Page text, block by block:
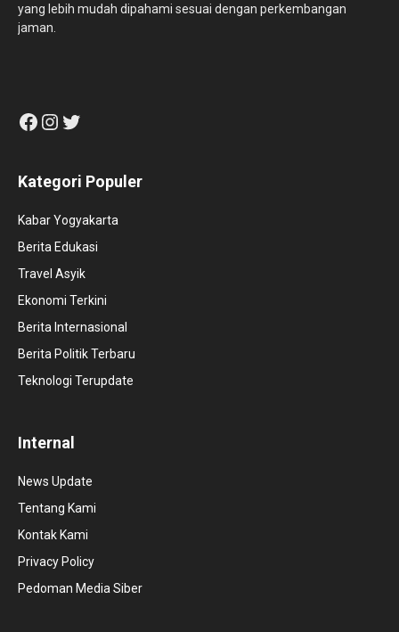
yang lebih mudah dipahami sesuai dengan perkembangan
jaman.
Facebook
Instagram
Twitter
Kategori Populer
Kabar Yogyakarta
Berita Edukasi
Travel Asyik
Ekonomi Terkini
Berita Internasional
Berita Politik Terbaru
Teknologi Terupdate
Internal
News Update
Tentang Kami
Kontak Kami
Privacy Policy
Pedoman Media Siber